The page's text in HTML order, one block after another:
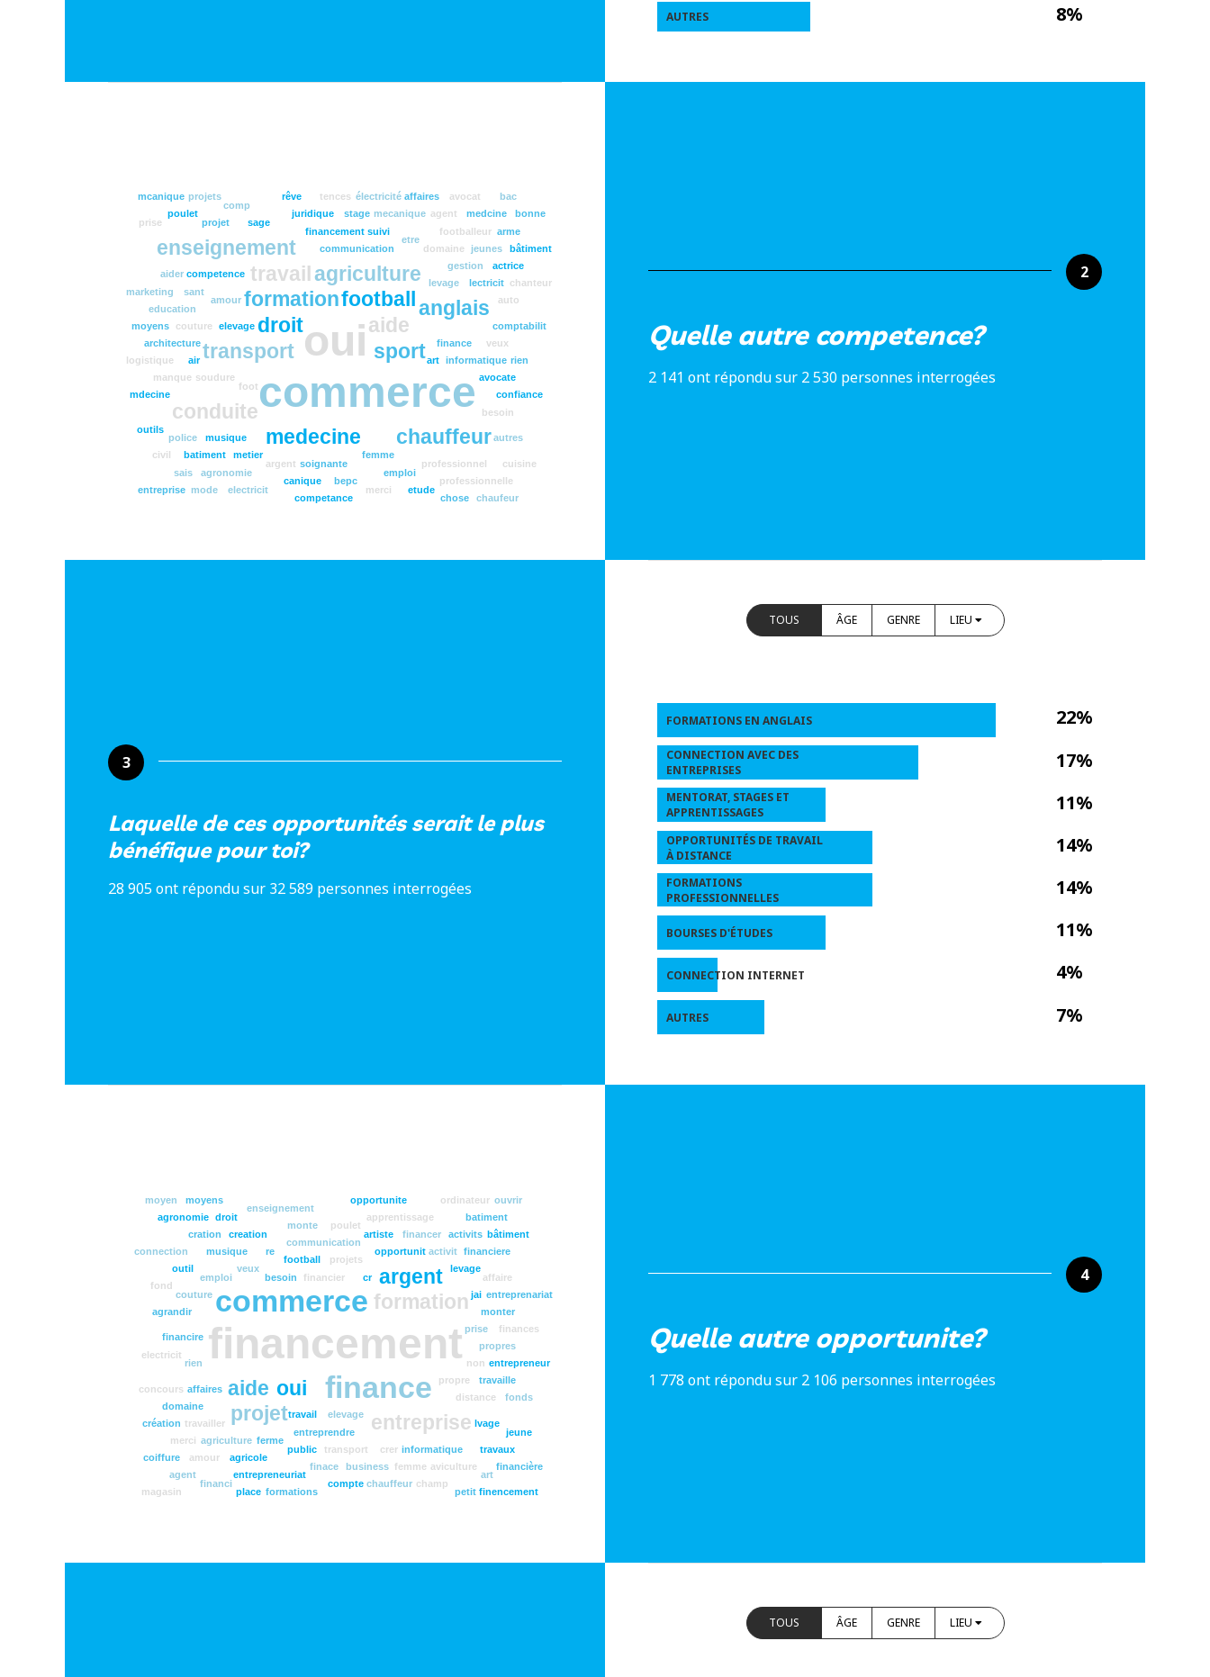
8%
AUTRES
2
Quelle autre competence?
2 141 ont répondu sur 2 530 personnes interrogées
oui
commerce
formationfootball
aide
transport
sport
droit
travailagriculture
chauffeur
medecine
conduite
enseignement
anglais
elevage
foot
levage
finance
musique
soudure
amour
communication
competence
domaine
gestion
informatique
batiment
couture
etre
femme
financement
footballeur
jeunes
lectricit
metier
professionnel
sant
soignante
suivi
argent
police
projet sage
veux
agronomie
architecture
avocate
besoin
education
emploi
juridique
manque
mecanique medcine
poulet
professionnelle
sais
stage
actrice
agent
aider
arme
art
auto
autres
bepc
canique
civil
comp
comptabilit
confiance
cuisine
electricit
entreprise etude
logistique
marketing
mcanique
mdecine
merci
mode
moyens
outils
prise
projets
rien
rêve tences électricité affaires
air
avocat
bac
bonne
bâtiment
chanteur
chaufeur
chose
competance
3
Laquelle de ces opportunités serait le plus
bénéfique pour toi?
28 905 ont répondu sur 32 589 personnes interrogées
TOUS ÂGE GENRE LIEU
22%
17%
11%
14%
14%
11%
4%
7%
FORMATIONS EN ANGLAIS
CONNECTION AVEC DES
ENTREPRISES
MENTORAT, STAGES ET
APPRENTISSAGES
OPPORTUNITÉS DE TRAVAIL
À DISTANCE
FORMATIONS
PROFESSIONNELLES
BOURSES D'ÉTUDES
CONNECTION INTERNET
AUTRES
4
Quelle autre opportunite?
1 778 ont répondu sur 2 106 personnes interrogées
financement
finance
commerce
oui
formation
projet
aide
argent
entreprise
elevage
besoin
travail
financier
veux
entreprendre
football projets
agriculture
musique opportunit
propre
emploi
informatique
levage
transport
communication
ferme
public
travailler
activit
affaires
cr
distance
prise
re
agricole
amour
couture
cration creation
crer
financer
financiere
jai
non
rien
activits
artiste
aviculture
business
domaine
entrepreneuriat
femme
finace
financire
lvage
merci
monte
monter
outil
poulet
propres
travaille
travaux
affaire
agent
agrandir
agronomie apprentissage
art
batiment
bâtiment
champ
chauffeur
coiffure
compte
concours
connection
création
droit
electricit
enseignement
entreprenariat
entrepreneur
finances
financi
financière
finencement
fond
fonds
formations
jeune
magasin
moyen moyens opportunite ordinateur ouvrir
petit
place
TOUS ÂGE GENRE LIEU